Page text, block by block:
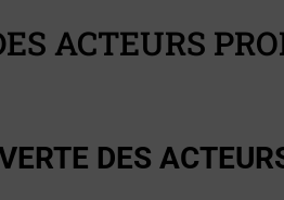
ACTEURS
DES